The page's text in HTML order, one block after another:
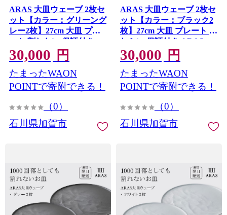
ARAS 大皿ウェーブ 2枚セ
ット【カラー：グリーング
レー2枚】27cm 大皿 プレ
ート 割れない 保証付き
ARAS エイラス 色が選べ
る 皿 食器 うつわ 贈り物
ギフト 3万円 30000円 F6P-
2602
30,000 円
たまったWAON
POINTで寄附できる！
（0）
石川県加賀市
ARAS 大皿ウェーブ 2枚セ
ット【カラー：ブラック2
枚】27cm 大皿 プレート 割
れない 保証付き ARAS エ
イラス 色が選べる 皿 食器
うつわ 贈り物 ギフト 3万
円 30000円 F6P-2601
30,000 円
たまったWAON
POINTで寄附できる！
（0）
石川県加賀市